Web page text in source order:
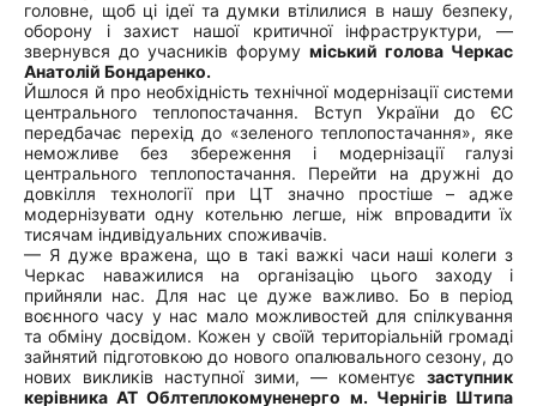
головне, щоб ці ідеї та думки втілилися в нашу безпеку,
оборону і захист нашої критичної інфраструктури, —
звернувся до учасників форуму міський голова Черкас
Анатолій Бондаренко.
Йшлося й про необхідність технічної модернізації системи
центрального теплопостачання. Вступ України до ЄС
передбачає перехід до «зеленого теплопостачання», яке
неможливе без збереження і модернізації галузі
центрального теплопостачання. Перейти на дружні до
довкілля технології при ЦТ значно простіше – адже
модернізувати одну котельню легше, ніж впровадити їх
тисячам індивідуальних споживачів.
— Я дуже вражена, що в такі важкі часи наші колеги з
Черкас наважилися на організацію цього заходу і
прийняли нас. Для нас це дуже важливо. Бо в період
воєнного часу у нас мало можливостей для спілкування
та обміну досвідом. Кожен у своїй територіальній громаді
зайнятий підготовкою до нового опалювального сезону, до
нових викликів наступної зими, — коментує заступник
керівника АТ Облтеплокомуненерго м. Чернігів Штипа